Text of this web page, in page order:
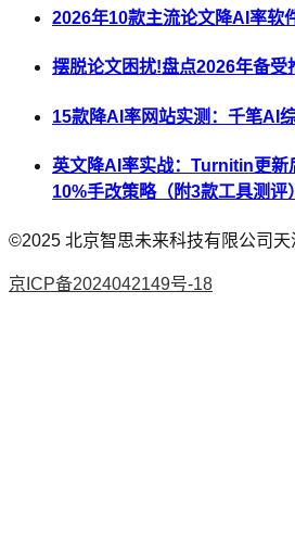
2026年10款主流论文降AI率软
摆脱论文困扰!盘点2026年备受
15款降AI率网站实测：千笔AI
英文降AI率实战：Turnitin更新
10%手改策略（附3款工具测评）
©2025 北京智思未来科技有限公司天
京ICP备2024042149号-18